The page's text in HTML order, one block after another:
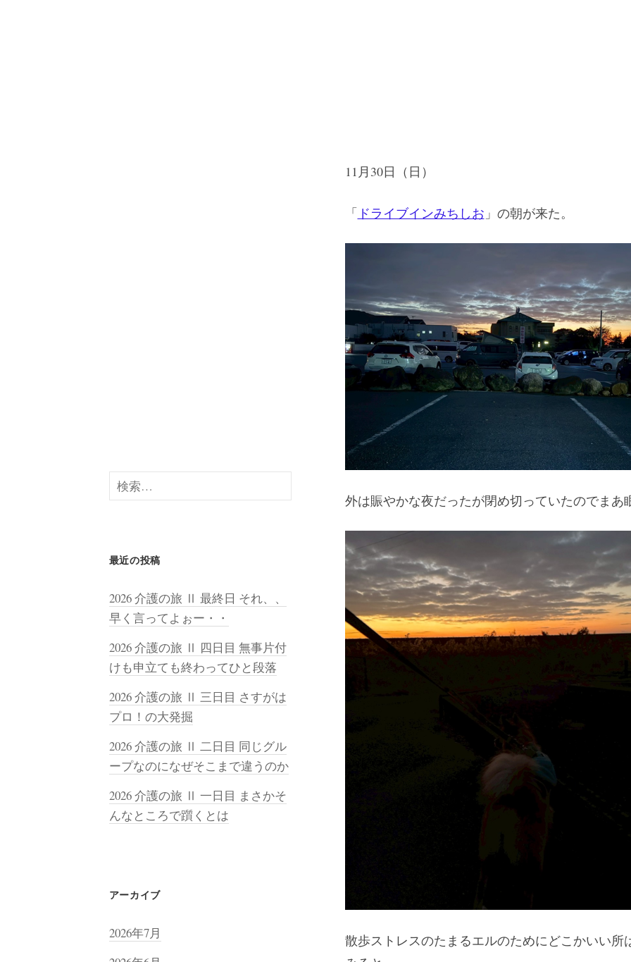
11月30日（日）
「 ドライブインみちしお 」の朝が来た。
外は賑やかな夜だったが閉め切っていたのでまあ
散歩ストレスのたまるエルのためにどこかいい
検
索:
最近の投稿
2026 介護の旅 Ⅱ 最終日 それ、、
早く言ってよぉー・・
2026 介護の旅 Ⅱ 四日目 無事片付
けも申立ても終わってひと段落
2026 介護の旅 Ⅱ 三日目 さすがは
プロ！の大発掘
2026 介護の旅 Ⅱ 二日目 同じグル
ープなのになぜそこまで違うのか
2026 介護の旅 Ⅱ 一日目 まさかそ
んなところで躓くとは
アーカイブ
2026年7月